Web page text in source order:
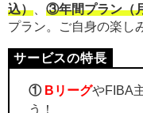
込）
③年間プラン（
プラン。ご自身の楽し
① BリーグやFIBA
う！